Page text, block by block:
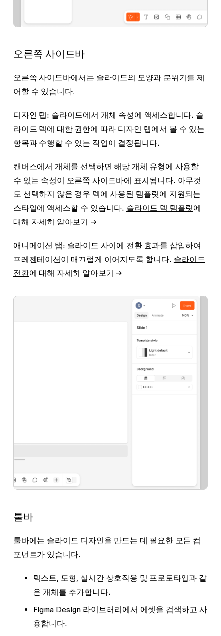
오른쪽 사이드바
오른쪽 사이드바에서는 슬라이드의 모양과 분위기를 제
어할 수 있습니다.
디자인 탭: 슬라이드에서 개체 속성에 액세스합니다. 슬
라이드 덱에 대한 권한에 따라 디자인 탭에서 볼 수 있는
항목과 수행할 수 있는 작업이 결정됩니다.
캔버스에서 개체를 선택하면 해당 개체 유형에 사용할
수 있는 속성이 오른쪽 사이드바에 표시됩니다. 아무것
도 선택하지 않은 경우 덱에 사용된 템플릿에 지원되는
스타일에 액세스할 수 있습니다. 슬라이드 덱 템플릿에
대해 자세히 알아보기 →
애니메이션 탭: 슬라이드 사이에 전환 효과를 삽입하여
프레젠테이션이 매끄럽게 이어지도록 합니다. 슬라이드
전환에 대해 자세히 알아보기 →
툴바
툴바에는 슬라이드 디자인을 만드는 데 필요한 모든 컴
포넌트가 있습니다.
텍스트, 도형, 실시간 상호작용 및 프로토타입과 같
은 개체를 추가합니다.
Figma Design 라이브러리에서 에셋을 검색하고 사
용합니다.